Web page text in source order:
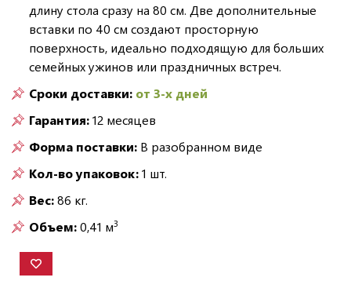
длину стола сразу на 80 см. Две дополнительные
вставки по 40 см создают просторную
поверхность, идеально подходящую для больших
семейных ужинов или праздничных встреч.
Сроки доставки: от 3-х дней
Гарантия:12 месяцев
Форма поставки: В разобранном виде
Кол-во упаковок:1 шт.
Вес:86 кг.
Объем:0,41 м3